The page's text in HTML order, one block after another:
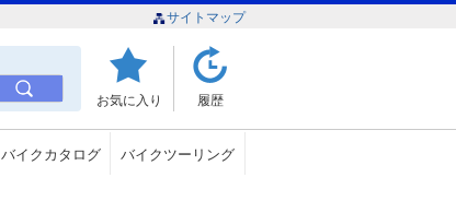
サイトマップ
お気に入り 履歴
バイクカタログ バイクツーリング